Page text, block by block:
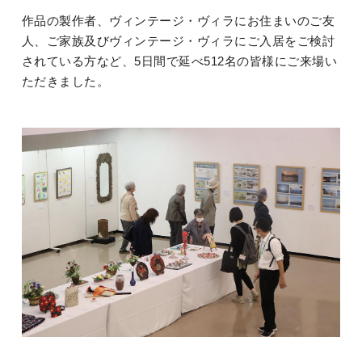
作品の製作者、ヴィンテージ・ヴィラにお住まいのご友
人、ご家族及びヴィンテージ・ヴィラにご入居をご検討
されている方など、5日間で延べ512名の皆様にご来場い
ただきました。